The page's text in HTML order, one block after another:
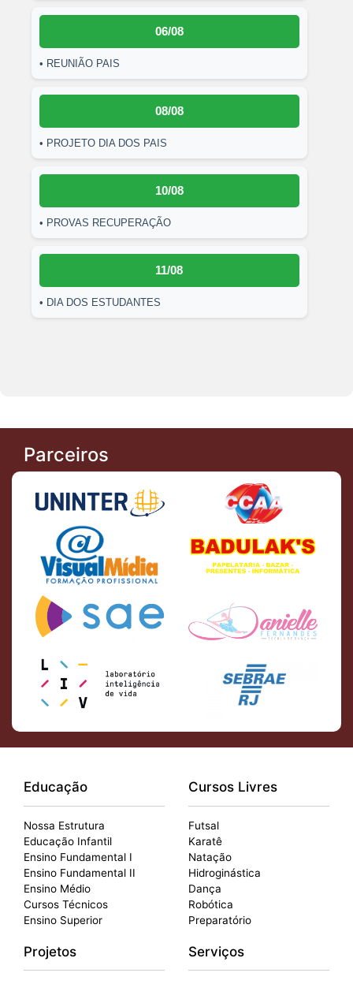
06/08
• REUNIÃO PAIS
08/08
• PROJETO DIA DOS PAIS
10/08
• PROVAS RECUPERAÇÃO
11/08
• DIA DOS ESTUDANTES
Parceiros
Educação
Nossa Estrutura
Educação Infantil
Ensino Fundamental I
Ensino Fundamental II
Ensino Médio
Cursos Técnicos
Ensino Superior
Cursos Livres
Futsal
Karatê
Natação
Hidroginástica
Dança
Robótica
Preparatório
Projetos Serviços